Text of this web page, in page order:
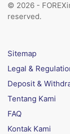
© 2026 -
reserved.
Sitemap
Legal &
Deposit &
Tentang Kami
FAQ
Kontak Kami